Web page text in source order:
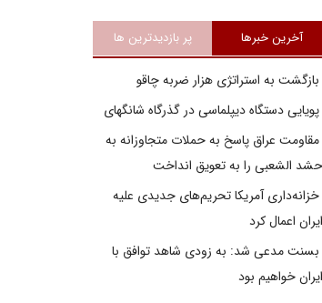
آخرین خبرها پر بازدیدترین ها
بازگشت به استراتژی هزار ضربه چاقو
پویایی دستگاه دیپلماسی در گذرگاه شانگهای
مقاومت عراق پاسخ به حملات متجاوزانه به
حشد الشعبی را به تعویق انداخت
خزانه‌داری آمریکا تحریم‌های جدیدی علیه
ایران اعمال کرد
بسنت مدعی شد: به زودی شاهد توافق با
ایران خواهیم بود